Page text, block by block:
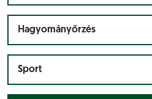
Hagyományőrzés
Sport